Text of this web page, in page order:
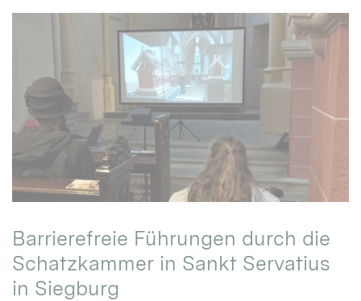
Barrierefreie Führungen durch die
Schatzkammer in Sankt Servatius
in Siegburg